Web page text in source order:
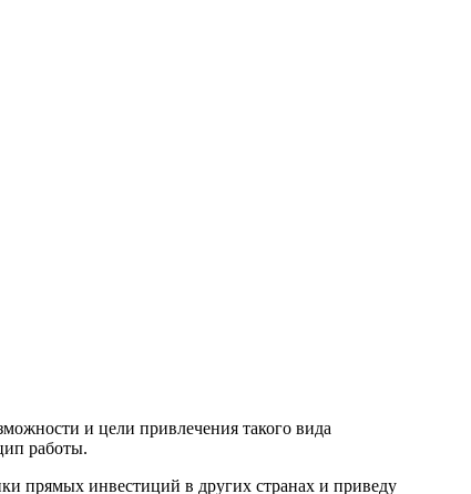
и цели привлечения такого вида
работы.
прямых инвестиций в других странах и приведу